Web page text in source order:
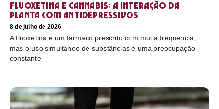
Fluoxetina e Cannabis: a interação da
planta com antidepressivos
8 de julho de 2026
A fluoxetina é um fármaco prescrito com muita frequência,
mas o uso simultâneo de substâncias é uma preocupação
constante